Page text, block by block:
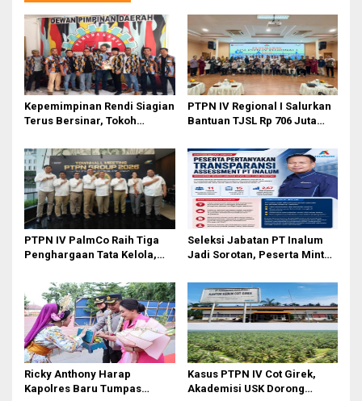
Kepemimpinan Rendi Siagian
Terus Bersinar, Tokoh
MJA Kota Medan
PTPN IV Regional I Salurkan
Bantuan TJSL Rp 706 Juta
Berkelanjutan
PTPN IV PalmCo Raih Tiga
Penghargaan Tata Kelola,
dan Efisiensi
Seleksi Jabatan PT Inalum
Jadi Sorotan, Peserta Minta
Assessment
Ricky Anthony Harap
Kapolres Baru Tumpas
Kasus PTPN IV Cot Girek,
Akademisi USK Dorong